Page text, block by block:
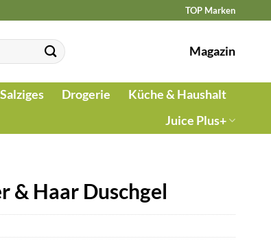
TOP Marken
Magazin
Drogerie
Küche & Haushalt
Juice Plus+
& Haar Duschgel